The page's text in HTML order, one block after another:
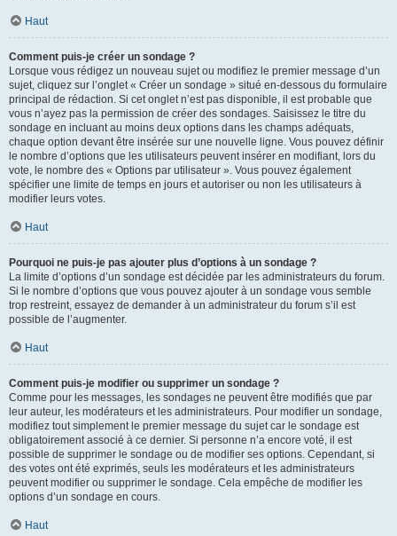
Haut
Comment puis-je créer un sondage ?
Lorsque vous rédigez un nouveau sujet ou modifiez le premier message d’un
sujet, cliquez sur l’onglet « Créer un sondage » situé en-dessous du formulaire
principal de rédaction. Si cet onglet n’est pas disponible, il est probable que
vous n’ayez pas la permission de créer des sondages. Saisissez le titre du
sondage en incluant au moins deux options dans les champs adéquats,
chaque option devant être insérée sur une nouvelle ligne. Vous pouvez définir
le nombre d’options que les utilisateurs peuvent insérer en modifiant, lors du
vote, le nombre des « Options par utilisateur ». Vous pouvez également
spécifier une limite de temps en jours et autoriser ou non les utilisateurs à
modifier leurs votes.
Haut
Pourquoi ne puis-je pas ajouter plus d’options à un sondage ?
La limite d’options d’un sondage est décidée par les administrateurs du forum.
Si le nombre d’options que vous pouvez ajouter à un sondage vous semble
trop restreint, essayez de demander à un administrateur du forum s’il est
possible de l’augmenter.
Haut
Comment puis-je modifier ou supprimer un sondage ?
Comme pour les messages, les sondages ne peuvent être modifiés que par
leur auteur, les modérateurs et les administrateurs. Pour modifier un sondage,
modifiez tout simplement le premier message du sujet car le sondage est
obligatoirement associé à ce dernier. Si personne n’a encore voté, il est
possible de supprimer le sondage ou de modifier ses options. Cependant, si
des votes ont été exprimés, seuls les modérateurs et les administrateurs
peuvent modifier ou supprimer le sondage. Cela empêche de modifier les
options d’un sondage en cours.
Haut